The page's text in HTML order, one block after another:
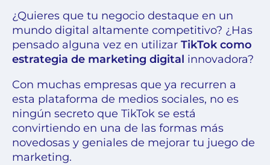
¿Quieres que tu negocio destaque en un
mundo digital altamente competitivo? ¿Has
pensado alguna vez en utilizar TikTok como
estrategia de marketing digital innovadora?
Con muchas empresas que ya recurren a
esta plataforma de medios sociales, no es
ningún secreto que TikTok se está
convirtiendo en una de las formas más
novedosas y geniales de mejorar tu juego de
marketing.